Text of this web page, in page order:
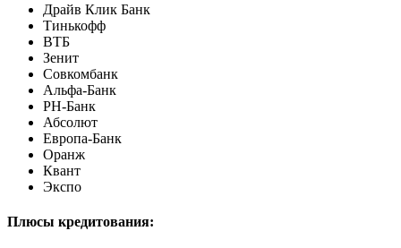
Драйв Клик Банк
Тинькофф
ВТБ
Зенит
Совкомбанк
Альфа-Банк
РН-Банк
Абсолют
Европа-Банк
Оранж
Квант
Экспо
Плюсы кредитования: